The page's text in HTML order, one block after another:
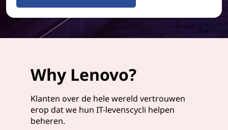
Why Lenovo?
Klanten over de hele wereld vertrouwen
erop dat we hun IT-levenscycli helpen
beheren.